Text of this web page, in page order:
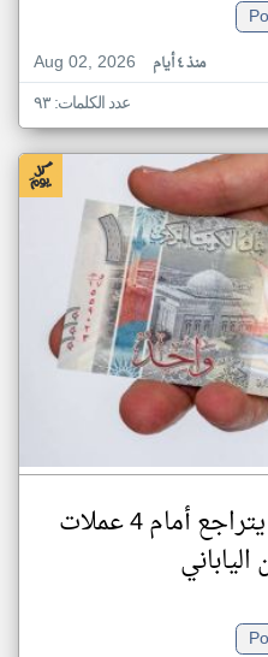
Aug 02, 2026
منذ ٤ أيام
عدد الكلمات: ٩٣
الدينار الكويتي يتراجع أمام 4 عملات